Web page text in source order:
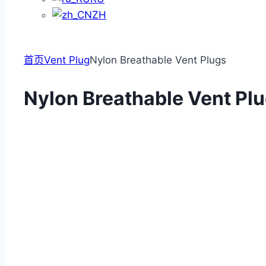
ZH
首页Vent PlugNylon Breathable Vent Plugs
Nylon Breathable Vent